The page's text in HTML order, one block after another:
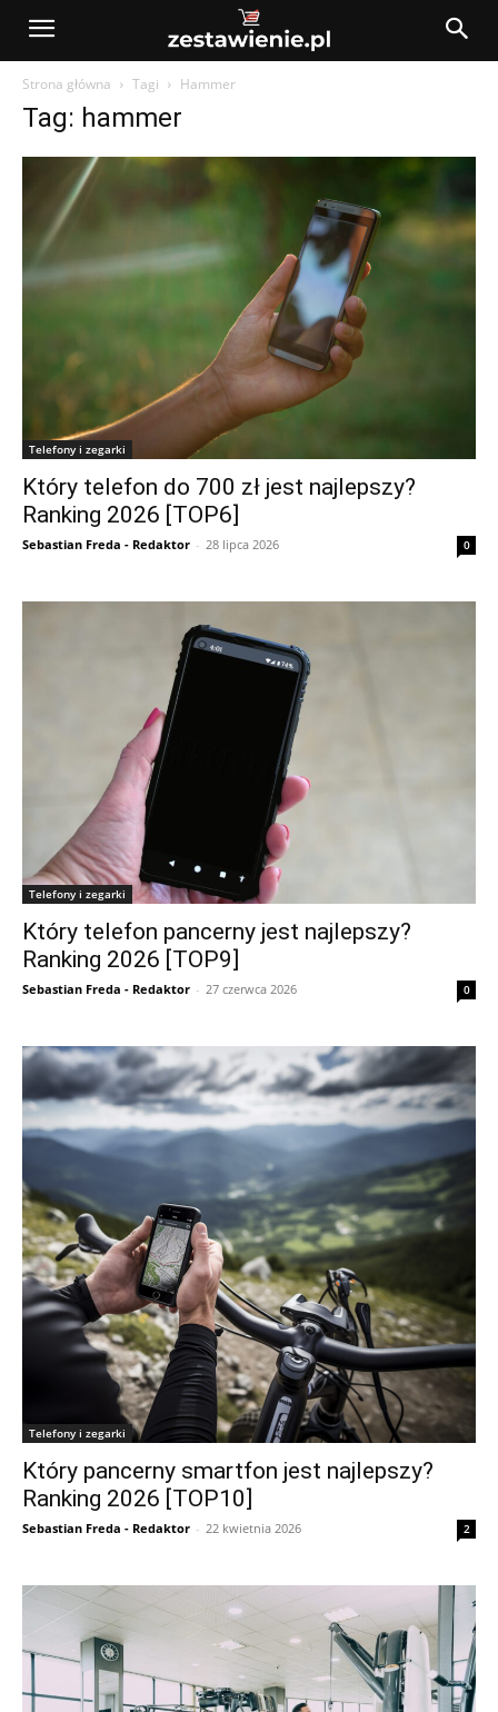
Strona główna Tagi Hammer
Tag: hammer
Telefony i zegarki
Który telefon do 700 zł jest najlepszy?
Ranking 2026 [TOP6]
Sebastian Freda - Redaktor - 28 lipca 2026 0
Telefony i zegarki
Który telefon pancerny jest najlepszy?
Ranking 2026 [TOP9]
Sebastian Freda - Redaktor - 27 czerwca 2026 0
Telefony i zegarki
Który pancerny smartfon jest najlepszy?
Ranking 2026 [TOP10]
Sebastian Freda - Redaktor - 22 kwietnia 2026 2